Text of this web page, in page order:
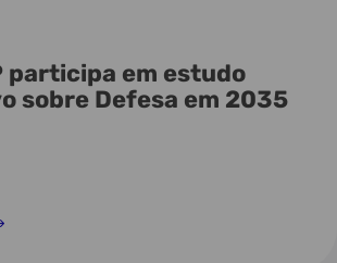
participa em estudo
sobre Defesa em 2035